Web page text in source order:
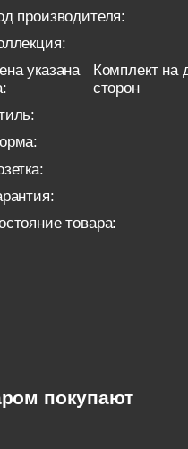
производителя:
указана
Комплект на
сторон
товара:
покупают